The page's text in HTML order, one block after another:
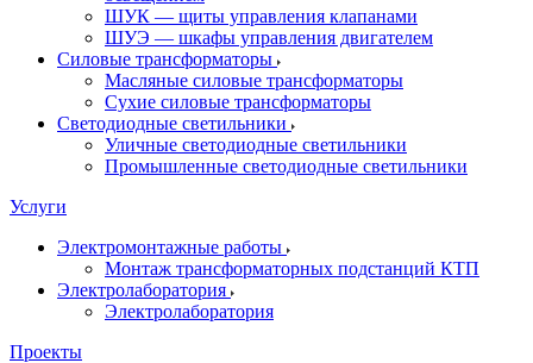
ШУК — щиты управления клапанами
ШУЭ — шкафы управления двигателем
Силовые трансформаторы
Масляные силовые трансформаторы
Сухие силовые трансформаторы
Светодиодные светильники
Уличные светодиодные светильники
Промышленные светодиодные светильники
Услуги
Электромонтажные работы
Монтаж трансформаторных подстанций КТП
Электролаборатория
Электролаборатория
Проекты